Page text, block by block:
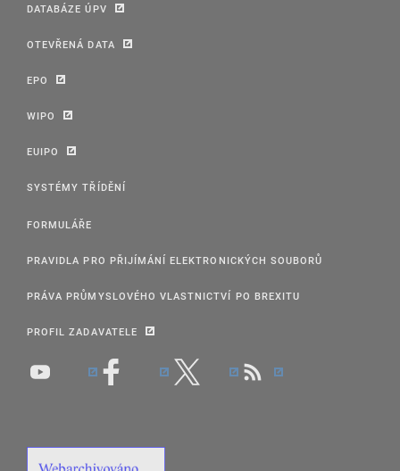
DATABÁZE ÚPV
OTEVŘENÁ DATA
EPO
WIPO
EUIPO
SYSTÉMY TŘÍDĚNÍ
FORMULÁŘE
PRAVIDLA PRO PŘIJÍMÁNÍ ELEKTRONICKÝCH SOUBORŮ
PRÁVA PRŮMYSLOVÉHO VLASTNICTVÍ PO BREXITU
PROFIL ZADAVATELE